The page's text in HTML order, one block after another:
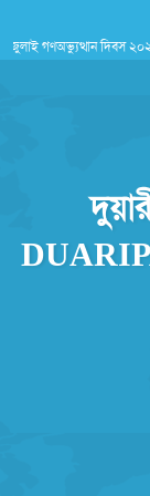
গণঅভ্যুত্থান দিবস